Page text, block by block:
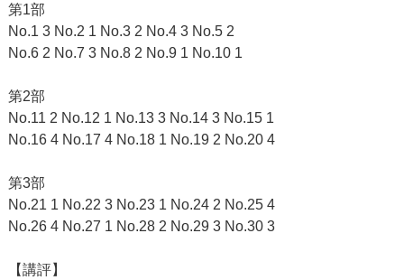
第1部
No.1 3 No.2 1 No.3 2 No.4 3 No.5 2
No.6 2 No.7 3 No.8 2 No.9 1 No.10 1
第2部
No.11 2 No.12 1 No.13 3 No.14 3 No.15 1
No.16 4 No.17 4 No.18 1 No.19 2 No.20 4
第3部
No.21 1 No.22 3 No.23 1 No.24 2 No.25 4
No.26 4 No.27 1 No.28 2 No.29 3 No.30 3
【講評】